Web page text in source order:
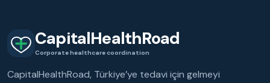
CapitalHealthRoad
Corporate healthcare coordination
CapitalHealthRoad, Türkiye’ye tedavi için gelmeyi